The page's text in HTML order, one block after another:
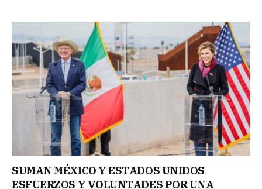
SUMAN MÉXICO Y ESTADOS UNIDOS
ESFUERZOS Y VOLUNTADES POR UNA